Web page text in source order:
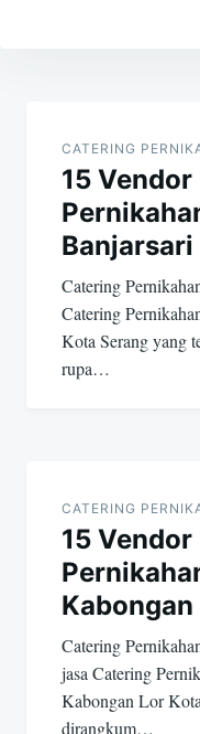
CATERING
15
Banjarsari
Catering
Catering
Kota Serang yang
rupa…
CATERING
15
Kabongan
Catering
jasa Catering
Kabongan Lor
dirangkum…